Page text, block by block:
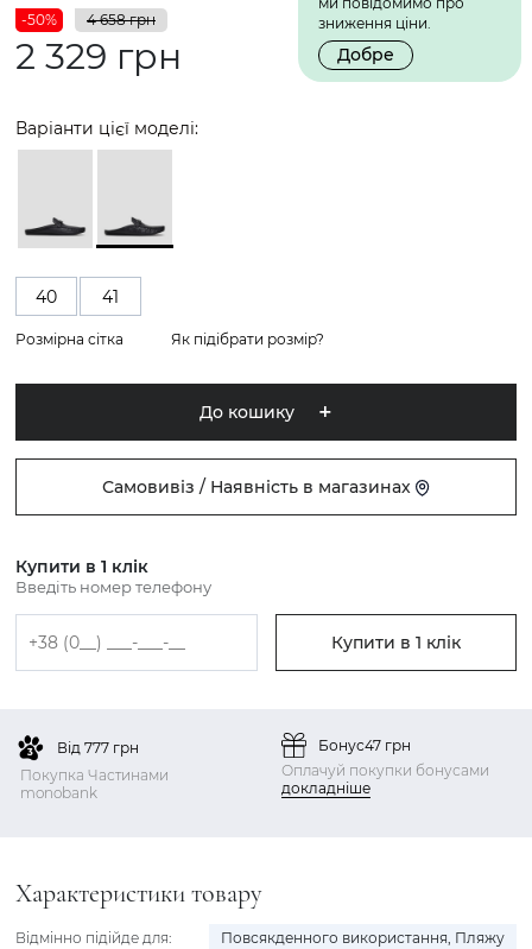
зниження ціни.
Добре
-50% 4 658 грн
2 329 грн
Варіанти цієї моделі:
40 41
Розмірна сітка Як підібрати розмір?
До кошику
Самовивіз / Наявність в магазинах
Купити в 1 клік
Введіть номер телефону
Купити в 1 клік
Від 777 грн
Покупка Частинами
monobank
Бонус47 грн
Оплачуй покупки бонусами
докладніше
Характеристики товару
Відмінно підійде для: Повсякденного використання, Пляжу